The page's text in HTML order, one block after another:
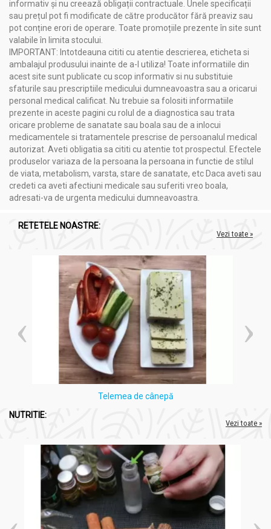
informativ și nu creează obligații contractuale. Unele specificații
sau prețul pot fi modificate de către producător fără preaviz sau
pot conține erori de operare. Toate promoțiile prezente în site sunt
valabile în limita stocului.
IMPORTANT: Intotdeauna cititi cu atentie descrierea, eticheta si
ambalajul produsului inainte de a-l utiliza! Toate informatiile din
acest site sunt publicate cu scop informativ si nu substituie
sfaturile sau prescriptiile medicului dumneavoastra sau a oricarui
personal medical calificat. Nu trebuie sa folositi informatiile
prezente in aceste pagini cu rolul de a diagnostica sau trata
oricare probleme de sanatate sau boala sau de a inlocui
medicamentele si tratamentele prescrise de persoanalul medical
autorizat. Aveti obligatia sa cititi cu atentie tot prospectul. Efectele
produselor variaza de la persoana la persoana in functie de stilul
de viata, metabolism, varsta, stare de sanatate, etc Daca aveti sau
credeti ca aveti afectiuni medicale sau suferiti vreo boala,
adresati-va de urgenta medicului dumneavoastra.
RETETELE NOASTRE:
Vezi toate »
Telemea de cânepă
NUTRITIE:
Vezi toate »